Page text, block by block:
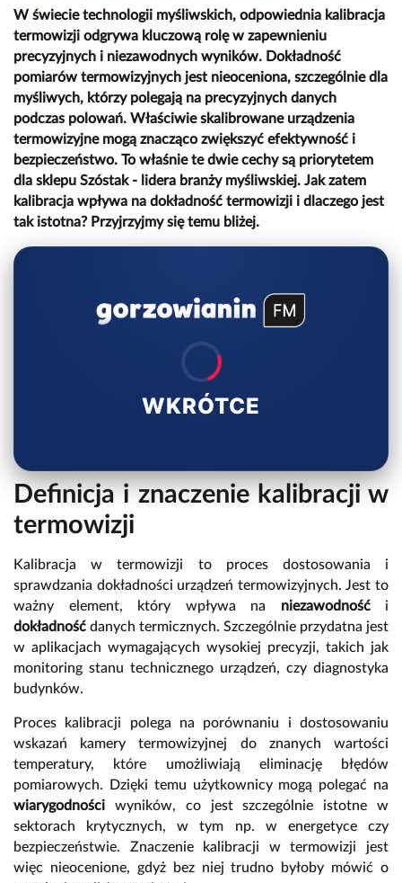
W świecie technologii myśliwskich, odpowiednia kalibracja
termowizji odgrywa kluczową rolę w zapewnieniu
precyzyjnych i niezawodnych wyników. Dokładność
pomiarów termowizyjnych jest nieoceniona, szczególnie dla
myśliwych, którzy polegają na precyzyjnych danych
podczas polowań. Właściwie skalibrowane urządzenia
termowizyjne mogą znacząco zwiększyć efektywność i
bezpieczeństwo. To właśnie te dwie cechy są priorytetem
dla sklepu Szóstak - lidera branży myśliwskiej. Jak zatem
kalibracja wpływa na dokładność termowizji i dlaczego jest
tak istotna? Przyjrzyjmy się temu bliżej.
WKRÓTCE
Definicja i znaczenie kalibracji w
termowizji
Kalibracja w termowizji to proces dostosowania i
sprawdzania dokładności urządzeń termowizyjnych. Jest to
ważny element, który wpływa na niezawodnośći
dokładność danych termicznych. Szczególnie przydatna jest
w aplikacjach wymagających wysokiej precyzji, takich jak
monitoring stanu technicznego urządzeń, czy diagnostyka
budynków.
Proces kalibracji polega na porównaniu i dostosowaniu
wskazań kamery termowizyjnej do znanych wartości
temperatury, które umożliwiają eliminację błędów
pomiarowych. Dzięki temu użytkownicy mogą polegać na
wiarygodności wyników, co jest szczególnie istotne w
sektorach krytycznych, w tym np. w energetyce czy
bezpieczeństwie. Znaczenie kalibracji w termowizji jest
więc nieocenione, gdyż bez niej trudno byłoby mówić o